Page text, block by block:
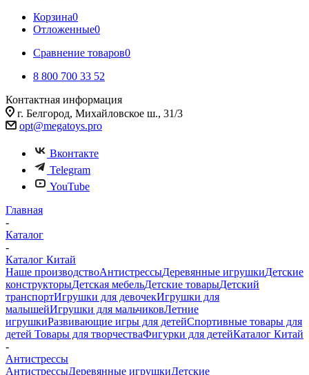
Корзина0
Отложенные0
Сравнение товаров0
8 800 700 33 52
Контактная информация
г. Белгород, Михайловское ш., 31/3
opt@megatoys.pro
Вконтакте
Telegram
YouTube
Главная
-
Каталог
-
Каталог Китай
Наше производствоАнтистрессыДеревянные игрушкиДетские
конструкторыДетская мебельДетские товарыДетский
транспортИгрушки для девочекИгрушки для
малышейИгрушки для мальчиковЛетние
игрушкиРазвивающие игры для детейСпортивные товары для
детей Товары для творчестваФигурки для детейКаталог Китай
-
Антистрессы
АнтистрессыДеревянные игрушкиДетские